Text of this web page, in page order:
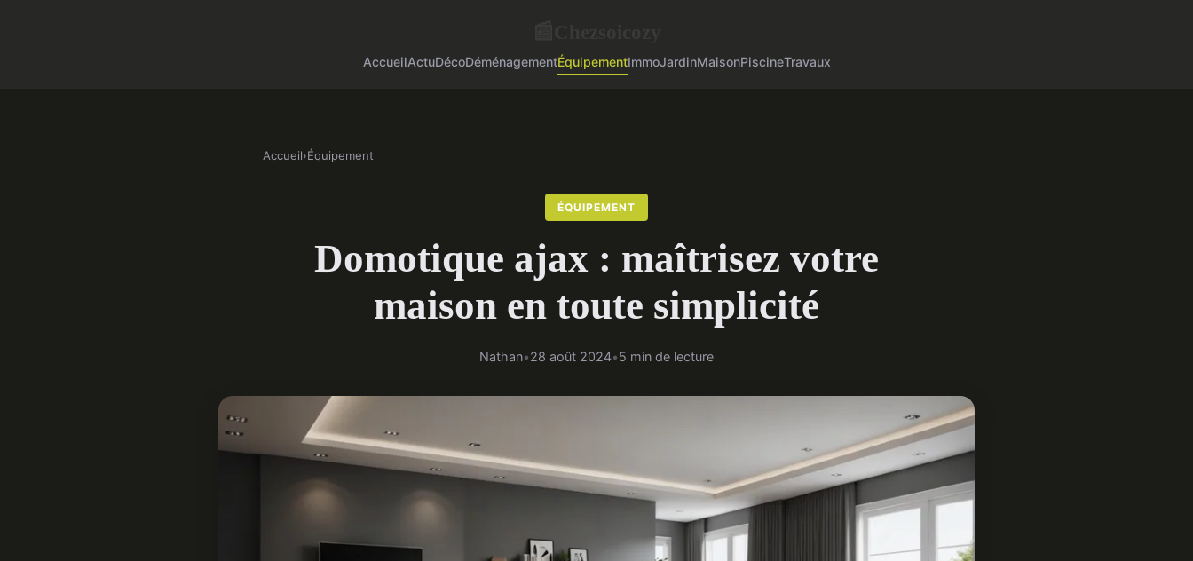
AccueilActuDécoDéménagementÉquipementImmoJardinMaisonPiscineTravaux
Accueil›Équipement
ÉQUIPEMENT
Domotique ajax : maîtrisez votre
maison en toute simplicité
Nathan•28 août 2024•5 min de lecture